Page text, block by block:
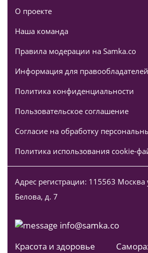
О проекте
Наша команда
Правила модерации на Samka.co
Информация для правообладателей
Политика конфиденциальности
Пользовательское соглашение
Согласие на обработку
Политика использования cookie-
Адрес регистрации: 115563 Москва
Белова, д. 7
info@samka.co
Красота и здоровье